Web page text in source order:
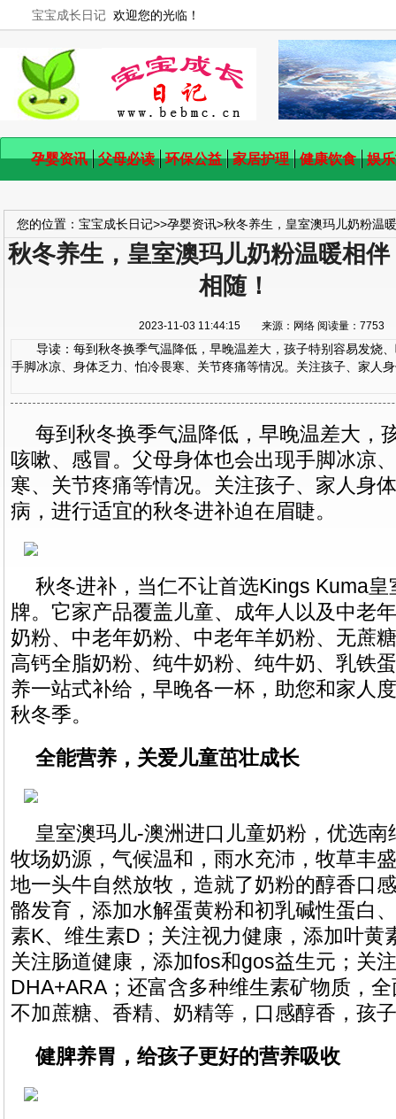
宝宝成长日记 欢迎您的光临！
孕婴资讯 父母必读 环保公益 家居护理 健康饮食 娱
您的位置： 宝宝成长日记>>孕婴资讯>秋冬养生，皇室澳玛儿奶粉温
秋冬养生，皇室澳玛儿奶粉温暖相伴
相随！
2023-11-03 11:44:15 来源：网络 阅读量：
导读：每到秋冬换季气温降低，早晚温差大，孩子特别容易发烧、
手脚冰凉、身体乏力、怕冷畏寒、关节疼痛等情况。关注孩子、家人
每到秋冬换季气温降低，早晚温差大，
咳嗽、感冒。父母身体也会出现手脚冰凉
寒、关节疼痛等情况。关注孩子、家人身
病，进行适宜的秋冬进补迫在眉睫。
秋冬进补，当仁不让首选Kings Kuma
牌。它家产品覆盖儿童、成年人以及中老
奶粉、中老年奶粉、中老年羊奶粉、无蔗
高钙全脂奶粉、纯牛奶粉、纯牛奶、乳铁
养一站式补给，早晚各一杯，助您和家人
秋冬季。
全能营养，关爱儿童茁壮成长
皇室澳玛儿-澳洲进口儿童奶粉，优选南
牧场奶源，气候温和，雨水充沛，牧草丰
地一头牛自然放牧，造就了奶粉的醇香口
骼发育，添加水解蛋黄粉和初乳碱性蛋白
素K、维生素D；关注视力健康，添加叶黄
关注肠道健康，添加fos和gos益生元；关
DHA+ARA；还富含多种维生素矿物质，
不加蔗糖、香精、奶精等，口感醇香，孩
健脾养胃，给孩子更好的营养吸收